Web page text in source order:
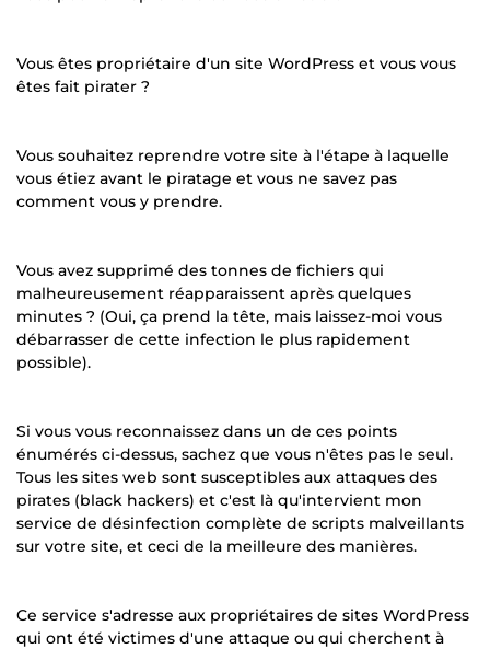
Vous êtes propriétaire d'un site WordPress et vous vous
êtes fait pirater ?
Vous souhaitez reprendre votre site à l'étape à laquelle
vous étiez avant le piratage et vous ne savez pas
comment vous y prendre.
Vous avez supprimé des tonnes de fichiers qui
malheureusement réapparaissent après quelques
minutes ? (Oui, ça prend la tête, mais laissez-moi vous
débarrasser de cette infection le plus rapidement
possible).
Si vous vous reconnaissez dans un de ces points
énumérés ci-dessus, sachez que vous n'êtes pas le seul.
Tous les sites web sont susceptibles aux attaques des
pirates (black hackers) et c'est là qu'intervient mon
service de désinfection complète de scripts malveillants
sur votre site, et ceci de la meilleure des manières.
Ce service s'adresse aux propriétaires de sites WordPress
qui ont été victimes d'une attaque ou qui cherchent à